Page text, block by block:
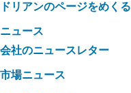
ドリアンのページをめくる
ニュース
会社のニュースレター
市場ニュース